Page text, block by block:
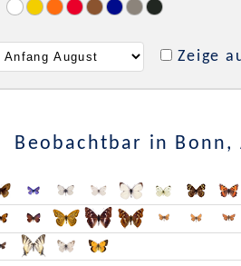
Zeige
Beobachtbar in